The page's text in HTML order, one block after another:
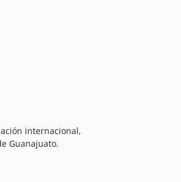
internacional,
Guanajuato.